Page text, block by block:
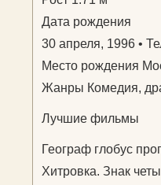
Дата рождения
30 апреля, 1996 •
Место рождения
Жанры Комедия,
Лучшие фильмы
Географ глобус
Хитровка. Знак